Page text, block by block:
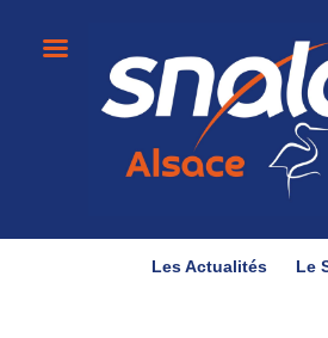
Les Actualités Le